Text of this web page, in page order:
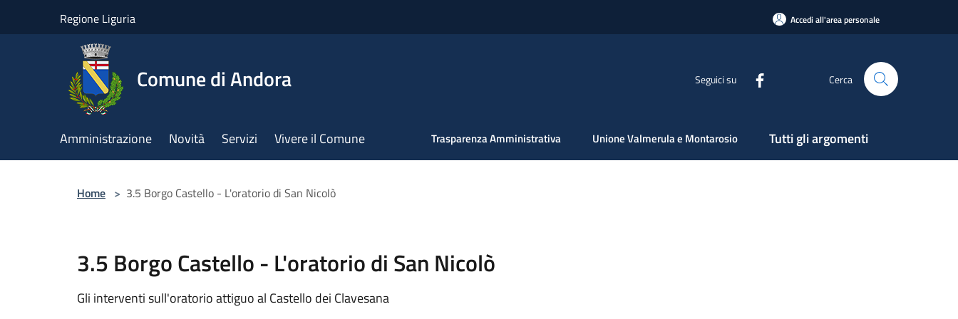
Regione Liguria Accedi all'area personale
Comune di Andora Seguici su Cerca
Amministrazione Novità Servizi Vivere il Comune Trasparenza Amministrativa Unione Valmerula e Montarosio Tutti gli argomenti
Home > 3.5 Borgo Castello - L'oratorio di San Nicolò
3.5 Borgo Castello - L'oratorio di San Nicolò
Gli interventi sull'oratorio attiguo al Castello dei Clavesana